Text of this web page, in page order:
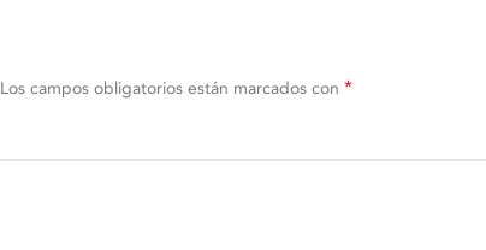
Los campos obligatorios están marcados con *